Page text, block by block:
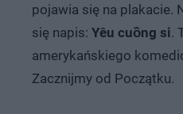
pojawia się na plakacie.
się napis: Yêu cuồng si.
amerykańskiego
Zacznijmy od Początku.